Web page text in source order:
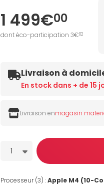
1 499€00
dont éco-participation 3€02
Livraison à
En stock dans + de 15
Livraison enmagasin
Quantité
1
Processeur (3) :Apple M4 (10-